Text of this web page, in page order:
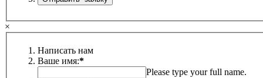
×
Написать нам
Ваше имя:*
Please type your full name.